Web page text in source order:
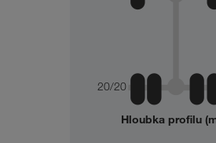
20/20
Hloubka profilu